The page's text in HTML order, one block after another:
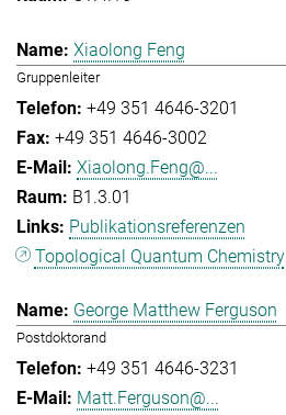
Xiaolong Feng
Gruppenleiter
+49 351 4646-3201
+49 351 4646-3002
Xiaolong.Feng@...
B1.3.01
Publikationsreferenzen
Topological Quantum Chemistry
George Matthew Ferguson
Postdoktorand
+49 351 4646-3231
Matt.Ferguson@...